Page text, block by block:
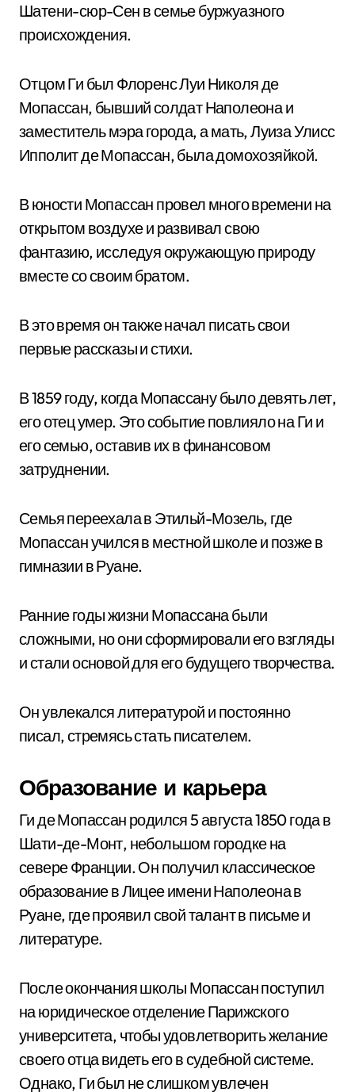
Шатени-сюр-Сен в семье буржуазного
происхождения.
Отцом Ги был Флоренс Луи Николя де
Мопассан, бывший солдат Наполеона и
заместитель мэра города, а мать, Луиза Улисс
Ипполит де Мопассан, была домохозяйкой.
В юности Мопассан провел много времени на
открытом воздухе и развивал свою
фантазию, исследуя окружающую природу
вместе со своим братом.
В это время он также начал писать свои
первые рассказы и стихи.
В 1859 году, когда Мопассану было девять лет,
его отец умер. Это событие повлияло на Ги и
его семью, оставив их в финансовом
затруднении.
Семья переехала в Этильй-Мозель, где
Мопассан учился в местной школе и позже в
гимназии в Руане.
Ранние годы жизни Мопассана были
сложными, но они сформировали его взгляды
и стали основой для его будущего творчества.
Он увлекался литературой и постоянно
писал, стремясь стать писателем.
Образование и карьера
Ги де Мопассан родился 5 августа 1850 года в
Шати-де-Монт, небольшом городке на
севере Франции. Он получил классическое
образование в Лицее имени Наполеона в
Руане, где проявил свой талант в письме и
литературе.
После окончания школы Мопассан поступил
на юридическое отделение Парижского
университета, чтобы удовлетворить желание
своего отца видеть его в судебной системе.
Однако, Ги был не слишком увлечен